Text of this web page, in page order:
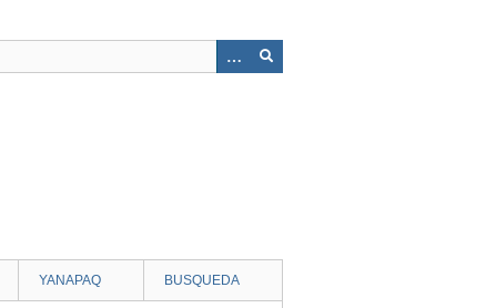
YANAPAQ BUSQUEDA